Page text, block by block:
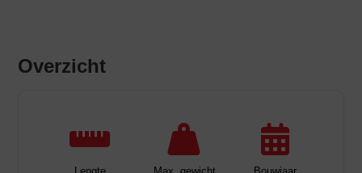
Overzicht